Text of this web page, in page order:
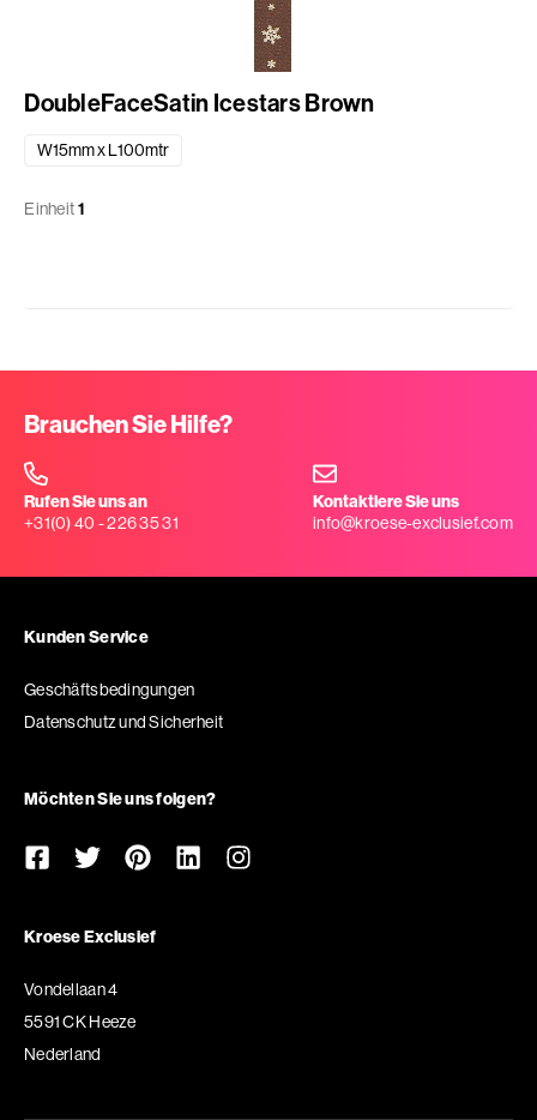
DoubleFaceSatin Icestars Brown
W15mm x L100mtr
Einheit1
Brauchen Sie Hilfe?
Rufen Sie uns an
+31(0) 40 - 226 35 31
Kontaktiere Sie uns
info@kroese-exclusief.com
Kunden Service
Geschäftsbedingungen
Datenschutz und Sicherheit
Möchten Sie uns folgen?
Kroese Exclusief
Vondellaan 4
5591 CK Heeze
Nederland